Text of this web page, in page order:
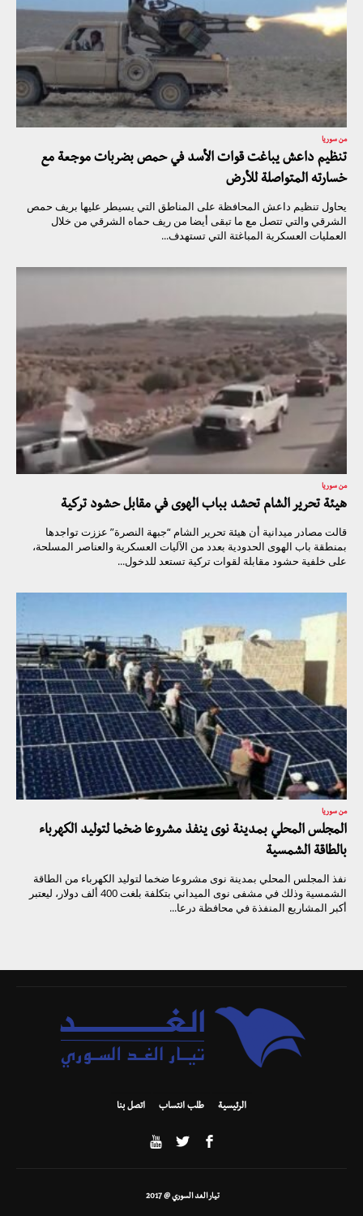
من سوريا
تنظيم داعش يباغت قوات الأسد في حمص بضربات موجعة مع
خسارته المتواصلة للأرض
يحاول تنظيم داعش المحافظة على المناطق التي يسيطر عليها بريف حمص
الشرقي والتي تتصل مع ما تبقى أيضا من ريف حماه الشرقي من خلال
العمليات العسكرية المباغتة التي تستهدف...
من سوريا
هيئة تحرير الشام تحشد بباب الهوى في مقابل حشود تركية
قالت مصادر ميدانية أن هيئة تحرير الشام “جبهة النصرة” عززت تواجدها
بمنطقة باب الهوى الحدودية بعدد من الآليات العسكرية والعناصر المسلحة،
على خلفية حشود مقابلة لقوات تركية تستعد للدخول...
من سوريا
المجلس المحلي بمدينة نوى ينفذ مشروعا ضخما لتوليد الكهرباء
بالطاقة الشمسية
نفذ المجلس المحلي بمدينة نوى مشروعا ضخما لتوليد الكهرباء من الطاقة
الشمسية وذلك في مشفى نوى الميداني بتكلفة بلغت 400 ألف دولار، ليعتبر
أكبر المشاريع المنفذة في محافظة درعا...
الرئيسية طلب انتساب اتصل بنا
تيار الغد السوري @ 2017